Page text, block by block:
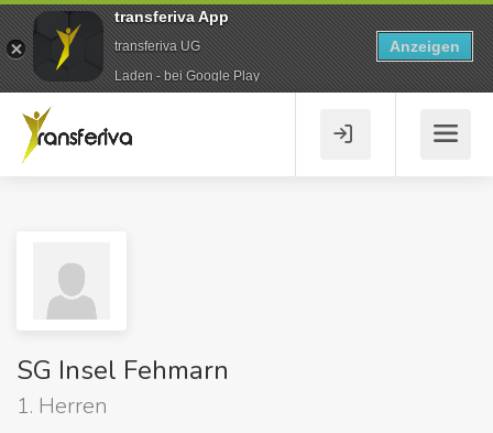
SG Insel Fehmarn
1. Herren
transferiva App
transferiva UG
Laden - bei Google Play
Anzeigen